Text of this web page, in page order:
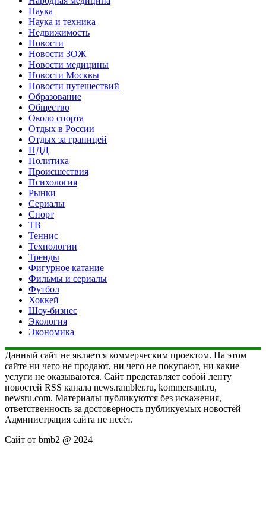
Наука
Наука и техника
Недвижимость
Новости
Новости ЗОЖ
Новости медицины
Новости Москвы
Новости путешествий
Образование
Общество
Около спорта
Отдых в России
Отдых за границей
ПДД
Политика
Происшествия
Психология
Рынки
Сериалы
Спорт
ТВ
Теннис
Технологии
Тренды
Фигурное катание
Фильмы и сериалы
Футбол
Хоккей
Шоу-бизнес
Экология
Экономика
Данный сайт не является коммерческим проектом. На этом
сайте ни чего не продают, ни чего не покупают, ни какие
услуги не оказываются. Сайт представляет собой ленту
новостей RSS канала news.rambler.ru, kommersant.ru,
newsru.com. Материалы публикуются без искажения,
ответственность за достоверность публикуемых новостей
Администрация сайта не несёт.
Сайт от bmb2 @ 2024